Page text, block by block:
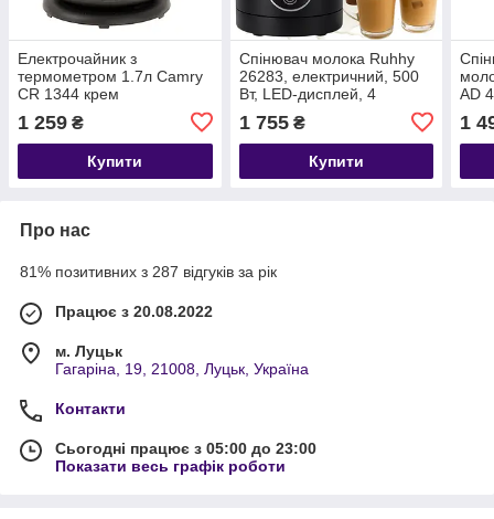
Електрочайник з
термометром 1.7л Camry
CR 1344 крем
1 259 ₴
Купити
Спінювач молока Ruhhy
26283, електричний, 500
Вт, LED-дисплей, 4
1 755₴
Купити
AD
1
Про нас
81% позитивних з 287 відгуків за рік
Працює з 20.08.2022
м. Луцьк
Гагаріна, 19, 21008, Луцьк, Україна
Контакти
Сьогодні працює з 05:00 до 23:00
Показати весь графік роботи